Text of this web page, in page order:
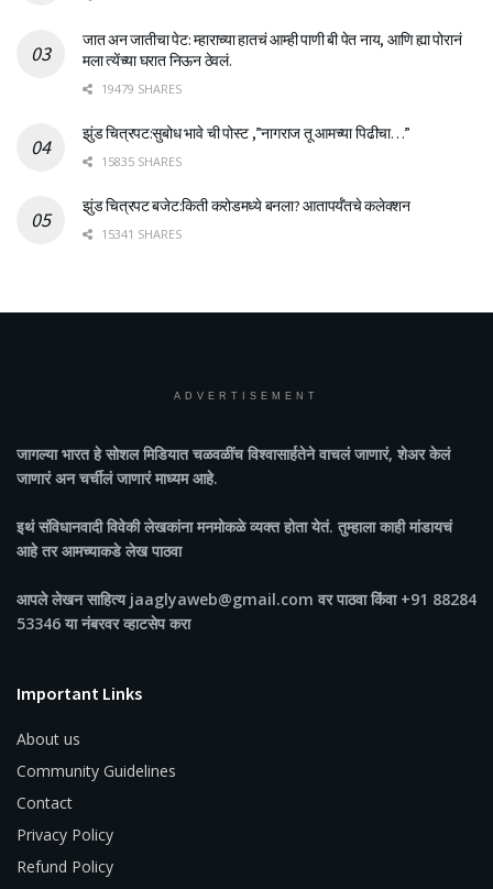
जात अन जातीचा पेट: म्हाराच्या हातचं आम्ही पाणी बी पेत नाय, आणि ह्या पोरानं
मला त्येंच्या घरात निऊन ठेवलं.
19479 SHARES
झुंड चित्रपट:सुबोध भावे ची पोस्ट ,”नागराज तू आमच्या पिढीचा…”
15835 SHARES
झुंड चित्रपट बजेट:किती करोडमध्ये बनला? आतापर्यँतचे कलेक्शन
15341 SHARES
ADVERTISEMENT
जागल्या भारतहे सोशल मिडियात चळवळींच विश्वासार्हतेने वाचलं जाणारं, शेअर केलं
जाणारं अन चर्चीलं जाणारं माध्यम आहे.
इथं संविधानवादी विवेकी लेखकांना मनमोकळे व्यक्त होता येतं. तुम्हाला काही मांडायचं
आहे तर आमच्याकडे लेख पाठवा
आपले लेखन साहित्य jaaglyaweb@gmail.com वर पाठवा किंवा +91 88284
53346 या नंबरवर व्हाटसेप करा
Important Links
About us
Community Guidelines
Contact
Privacy Policy
Refund Policy